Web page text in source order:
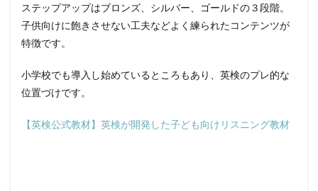
ステップアップはブロンズ、シルバー、ゴールドの３段階。
子供向けに飽きさせない工夫などよく練られたコンテンツが
特徴です。
小学校でも導入し始めているところもあり、英検のプレ的な
位置づけです。
【英検公式教材】英検が開発した子ども向けリスニング教材